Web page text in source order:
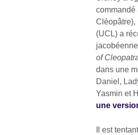
commandé
Cléopâtre),
(UCL) a
of
dans une
Daniel,
Yasmin et
une
Il est